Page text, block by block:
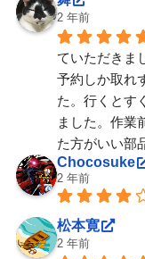
2 年前
ていただきま
予約しか取れ
た。行くとす
ました。作業
た方がいい部
Chocosuke
2 年前
松本寛
2 年前